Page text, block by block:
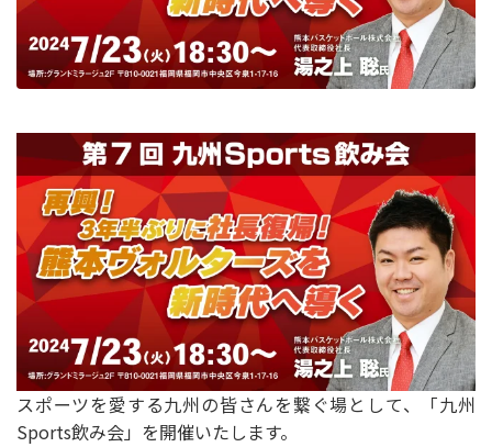
スポーツを愛する九州の皆さんを繋ぐ場として、「九州
Sports飲み会」を開催いたします。